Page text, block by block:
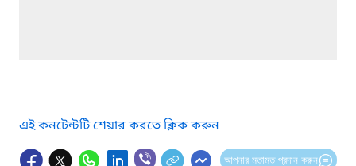
এই কনটেন্টটি শেয়ার করতে ক্লিক করুন
আপনার মতামত প্রদান করুন